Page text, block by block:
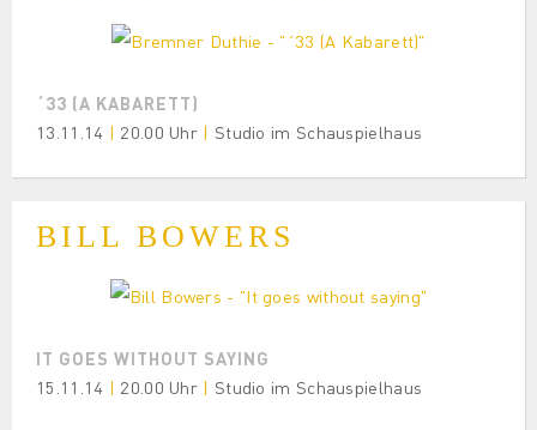
´33 (A KABARETT)
13.11.14 | 20.00 Uhr | Studio im Schauspielhaus
BILL BOWERS
IT GOES WITHOUT SAYING
15.11.14 | 20.00 Uhr | Studio im Schauspielhaus